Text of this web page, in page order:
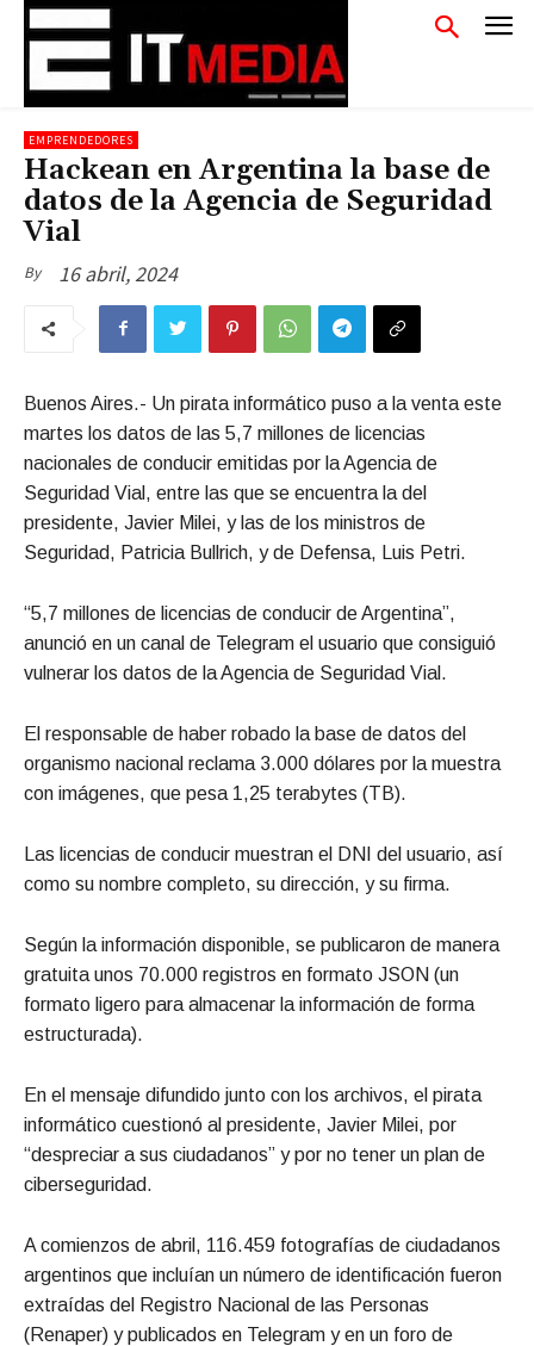
EMPRENDEDORES
Hackean en Argentina la base de
datos de la Agencia de Seguridad
Vial
By 16 abril, 2024
Buenos Aires.- Un pirata informático puso a la venta este
martes los datos de las 5,7 millones de licencias
nacionales de conducir emitidas por la Agencia de
Seguridad Vial, entre las que se encuentra la del
presidente, Javier Milei, y las de los ministros de
Seguridad, Patricia Bullrich, y de Defensa, Luis Petri.
“5,7 millones de licencias de conducir de Argentina”,
anunció en un canal de Telegram el usuario que consiguió
vulnerar los datos de la Agencia de Seguridad Vial.
El responsable de haber robado la base de datos del
organismo nacional reclama 3.000 dólares por la muestra
con imágenes, que pesa 1,25 terabytes (TB).
Las licencias de conducir muestran el DNI del usuario, así
como su nombre completo, su dirección, y su firma.
Según la información disponible, se publicaron de manera
gratuita unos 70.000 registros en formato JSON (un
formato ligero para almacenar la información de forma
estructurada).
En el mensaje difundido junto con los archivos, el pirata
informático cuestionó al presidente, Javier Milei, por
“despreciar a sus ciudadanos” y por no tener un plan de
ciberseguridad.
A comienzos de abril, 116.459 fotografías de ciudadanos
argentinos que incluían un número de identificación fueron
extraídas del Registro Nacional de las Personas
(Renaper) y publicados en Telegram y en un foro de